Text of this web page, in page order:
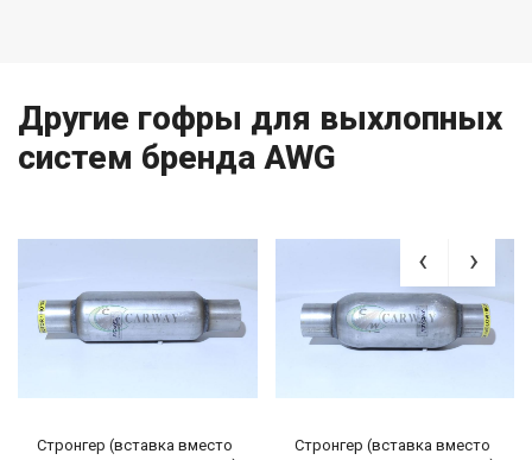
Другие гофры для выхлопных
систем бренда AWG
Стронгер (вставка вместо
Стронгер (вставка вместо